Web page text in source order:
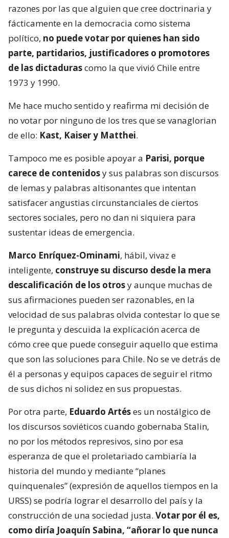
razones por las que alguien que cree doctrinaria y
fácticamente en la democracia como sistema
político, no puede votar por quienes han sido
parte, partidarios, justificadores o promotores
de las dictadurascomo la que vivió Chile entre
1973 y 1990.
Me hace mucho sentido y reafirma mi decisión de
no votar por ninguno de los tres que se vanaglorian
de ello: Kast, Kaiser y Matthei.
Tampoco me es posible apoyar a Parisi, porque
carece de contenidosy sus palabras son discursos
de lemas y palabras altisonantes que intentan
satisfacer angustias circunstanciales de ciertos
sectores sociales, pero no dan ni siquiera para
sustentar ideas de emergencia.
Marco Enríquez-Ominami, hábil, vivaz e
inteligente, construye su discurso desde la mera
descalificación de los otrosy aunque muchas de
sus afirmaciones pueden ser razonables, en la
velocidad de sus palabras olvida contestar lo que se
le pregunta y descuida la explicación acerca de
cómo cree que puede conseguir aquello que estima
que son las soluciones para Chile. No se ve detrás de
él a personas y equipos capaces de seguir el ritmo
de sus dichos ni solidez en sus propuestas.
Por otra parte, Eduardo Artéses un nostálgico de
los discursos soviéticos cuando gobernaba Stalin,
no por los métodos represivos, sino por esa
esperanza de que el proletariado cambiaría la
historia del mundo y mediante “planes
quinquenales” (expresión de aquellos tiempos en la
URSS) se podría lograr el desarrollo del país y la
construcción de una sociedad justa. Votar por él es,
como diría Joaquín Sabina, “añorar lo que nunca